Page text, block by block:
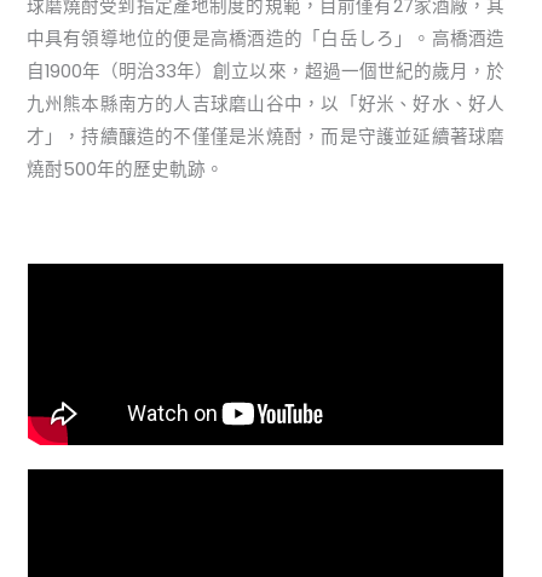
球磨燒酎受到指定產地制度的規範，目前僅有27家酒廠，其
中具有領導地位的便是高橋酒造的「白岳しろ」。高橋酒造
自1900年（明治33年）創立以來，超過一個世紀的歲月，於
九州熊本縣南方的人吉球磨山谷中，以「好米、好水、好人
才」，持續釀造的不僅僅是米燒酎，而是守護並延續著球磨
燒酎500年的歷史軌跡。